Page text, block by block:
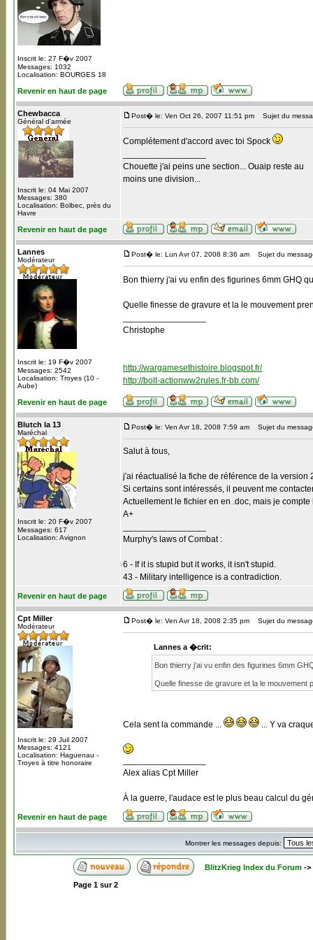
Inscrit le: 27 F�v 2007
Messages: 1032
Localisation: BOURGES 18
Revenir en haut de page
Chewbacca
Général d'armée
Inscrit le: 04 Mai 2007
Messages: 380
Localisation: Bolbec, près du
Havre
Post� le: Ven Oct 26, 2007 11:51 pm Sujet du
Complétement d'accord avec toi Spock
Chouette j'ai peins une section... Ouaip reste au
moins une division...
Revenir en haut de page
Lannes
Modérateur
Inscrit le: 19 F�v 2007
Messages: 2542
Localisation: Troyes (10 -
Aube)
Post� le: Lun Avr 07, 2008 8:36 am Sujet du
Bon thierry j'ai vu enfin des figurines 6mm GHQ
Quelle finesse de gravure et la le mouvement
Christophe
http://wargamesethistoire.blogspot.fr/
http://bolt-actionww2rules.fr-bb.com/
Revenir en haut de page
Blutch la 13
Maréchal
Inscrit le: 20 F�v 2007
Messages: 617
Localisation: Avignon
Post� le: Ven Avr 18, 2008 7:59 am Sujet du
Salut à tous,
j'ai réactualisé la fiche de référence de la version
Si certains sont intéressés, il peuvent me
Actuellement le fichier en en .doc, mais je
A+
Murphy's laws of Combat :
6 - If it is stupid but it works, it isn't stupid.
43 - Military intelligence is a contradiction.
Revenir en haut de page
Cpt Miller
Modérateur
Inscrit le: 29 Juil 2007
Messages: 4121
Localisation: Haguenau -
Troyes à titre honoraire
Post� le: Ven Avr 18, 2008 2:35 pm Sujet du
Lannes a �crit:
Bon thierry j'ai vu enfin des figurines 6mm
Quelle finesse de gravure et la le mouvement
Cela sent la commande ... ... Y va
Alex alias Cpt Miller
À la guerre, l'audace est le plus beau calcul du
Revenir en haut de page
Montrer les messages depuis:
BlitzKrieg Index du Forum->
Page 1sur2